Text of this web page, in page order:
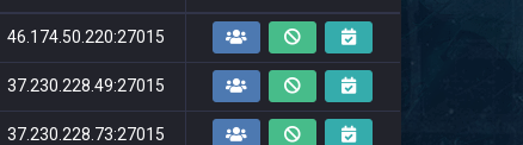
46.174.50.220:27015
37.230.228.49:27015
37.230.228.73:27015